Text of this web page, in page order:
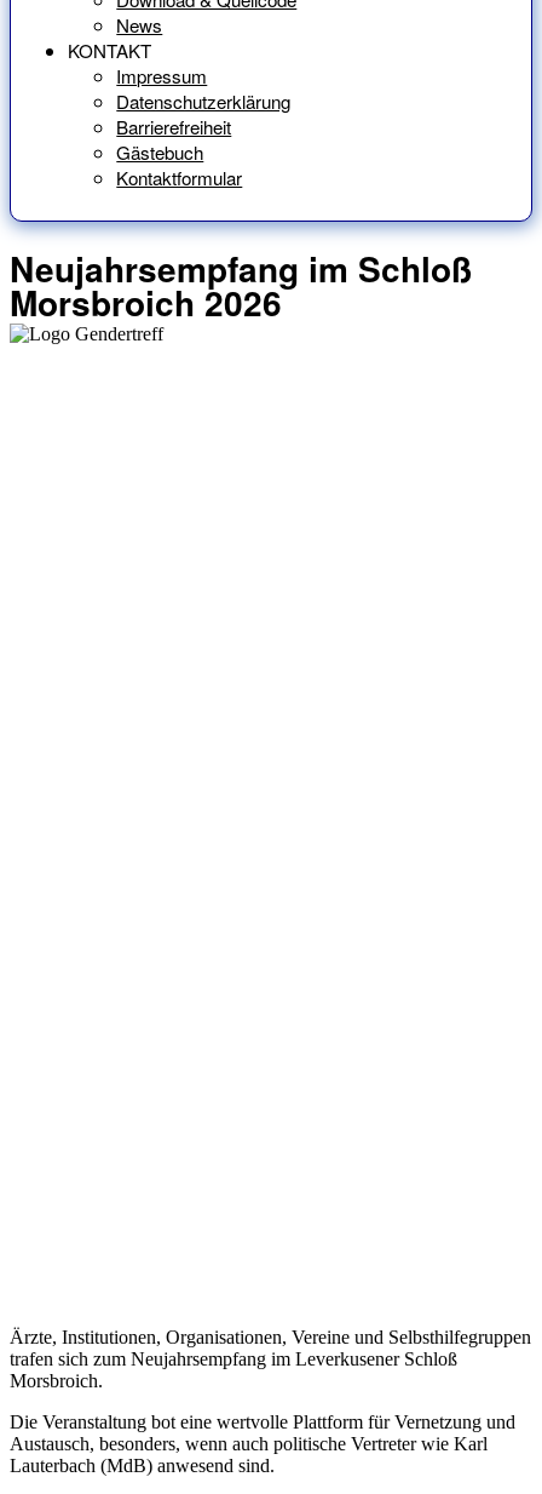
News
KONTAKT
Impressum
Datenschutzerklärung
Barrierefreiheit
Gästebuch
Kontaktformular
Neujahrsempfang im Schloß
Morsbroich 2026
Ärzte, Institutionen, Organisationen, Vereine und Selbsthilfegruppen
trafen sich zum Neujahrsempfang im Leverkusener Schloß
Morsbroich.
Die Veranstaltung bot eine wertvolle Plattform für Vernetzung und
Austausch, besonders, wenn auch politische Vertreter wie Karl
Lauterbach (MdB) anwesend sind.